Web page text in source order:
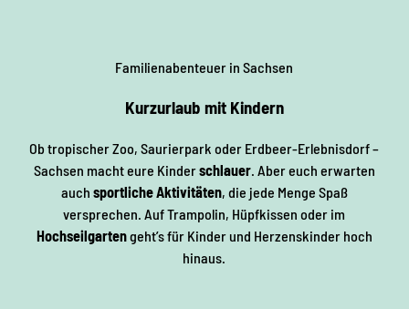
Familienabenteuer in Sachsen
Kurzurlaub mit Kindern
Ob tropischer Zoo, Saurierpark oder Erdbeer-Erlebnisdorf –
Sachsen macht eure Kinderschlauer. Aber euch erwarten
auch sportliche Aktivitäten, die jede Menge Spaß
versprechen. Auf Trampolin, Hüpfkissen oder im
Hochseilgartengeht’s für Kinder und Herzenskinder hoch
hinaus.